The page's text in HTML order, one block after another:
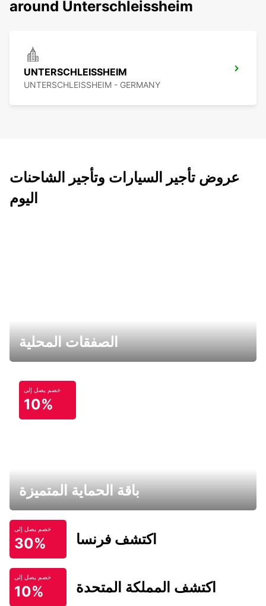
around Unterschleissheim
UNTERSCHLEISSHEIM
UNTERSCHLEISSHEIM - GERMANY
عروض تأجير السيارات وتأجير الشاحنات
اليوم
الصفقات المحلية
خصم يصل إلى
10%
باقة الحماية المتميزة
خصم يصل إلى
30% اكتشف فرنسا
خصم يصل إلى
10% اكتشف المملكة المتحدة